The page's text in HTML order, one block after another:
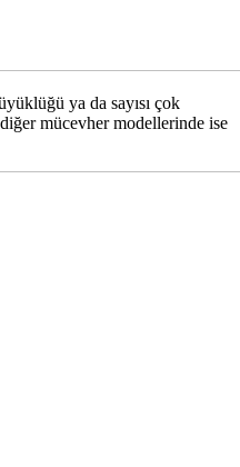
ya da sayısı çok
mücevher modellerinde ise